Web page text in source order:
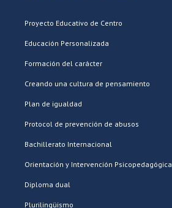
Proyecto Educativo de Centro
Educación Personalizada
Formación del carácter
Creando una cultura de pensamiento
Plan de igualdad
Protocol de prevención de abusos
Bachillerato Internacional
Orientación y Intervención Psicopedagógica
Diploma dual
Plurilingüismo